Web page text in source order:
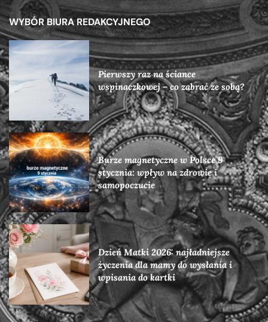
WYBÓR BIURA REDAKCYJNEGO
Pierwszy raz na ściance
wspinaczkowej – co zabrać ze sobą?
Burze magnetyczne w Polsce 9
stycznia: wpływ na zdrowie i
samopoczucie
Dzień Matki 2026: najładniejsze
życzenia dla mamy do wysłania i
wpisania do kartki